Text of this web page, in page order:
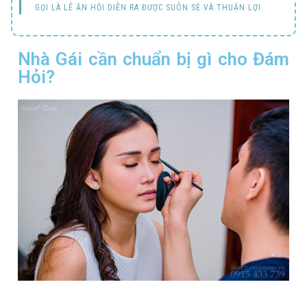
GỌI LÀ LỄ ĂN HỎI DIỄN RA ĐƯỢC SUÔN SẺ VÀ THUẬN LỢI.
Nhà Gái cần chuẩn bị gì cho Đám
Hỏi?